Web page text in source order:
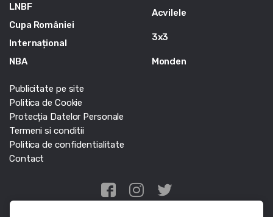
LNBF
Cupa României
Internațional
NBA
Acvilele
3x3
Monden
Publicitate pe site
Politica de Cookie
Protecția Datelor Personale
Termeni si conditii
Politica de confidentialitate
Contact